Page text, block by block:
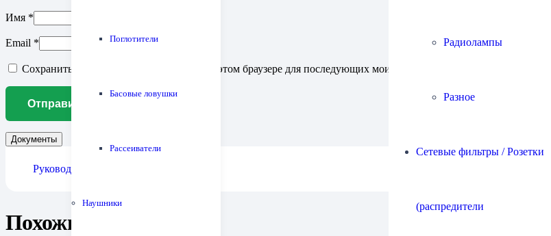
Поглотители
Басовые ловушки
Рассеиватели
Наушники
Радиолампы
Разное
Сетевые фильтры / Розетки
(распредители
Имя *
Email *
Сохранить моё имя, email и адрес сайта в этом браузере для последующих моих комментариев.
Документы
Руководство пользователя
Похожие товары